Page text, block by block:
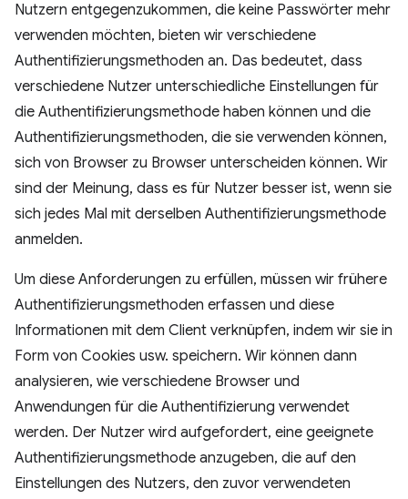
Nutzern entgegenzukommen, die keine Passwörter mehr
verwenden möchten, bieten wir verschiedene
Authentifizierungsmethoden an. Das bedeutet, dass
verschiedene Nutzer unterschiedliche Einstellungen für
die Authentifizierungsmethode haben können und die
Authentifizierungsmethoden, die sie verwenden können,
sich von Browser zu Browser unterscheiden können. Wir
sind der Meinung, dass es für Nutzer besser ist, wenn sie
sich jedes Mal mit derselben Authentifizierungsmethode
anmelden.
Um diese Anforderungen zu erfüllen, müssen wir frühere
Authentifizierungsmethoden erfassen und diese
Informationen mit dem Client verknüpfen, indem wir sie in
Form von Cookies usw. speichern. Wir können dann
analysieren, wie verschiedene Browser und
Anwendungen für die Authentifizierung verwendet
werden. Der Nutzer wird aufgefordert, eine geeignete
Authentifizierungsmethode anzugeben, die auf den
Einstellungen des Nutzers, den zuvor verwendeten